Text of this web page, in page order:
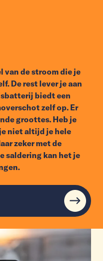
van de stroom die je
De rest lever je aan
biedt een
zelf op. Er
groottes. Heb je
niet altijd je hele
zeker met de
saldering kan het je